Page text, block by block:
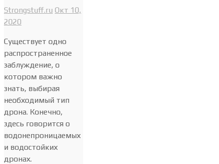
Strongstuff.ru Окт 10,
2020
Существует одно
распространенное
заблуждение, о
котором важно
знать, выбирая
необходимый тип
дрона. Конечно,
здесь говорится о
водонепроницаемых
и водостойких
дронах.